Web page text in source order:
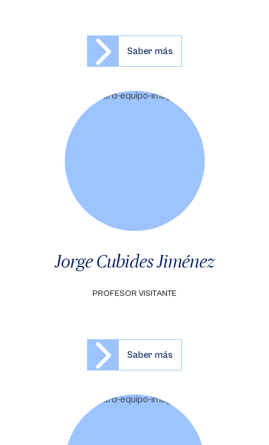
Saber más
Jorge Cubides Jiménez
PROFESOR VISITANTE
Saber más